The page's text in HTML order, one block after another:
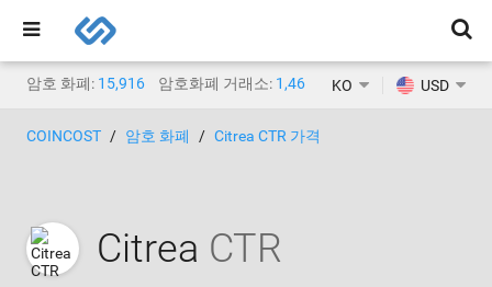
암호 화폐: 15,916 암호화폐 거래소: 1,468 KO USD
COINCOST 암호 화폐 Citrea CTR 가격
Citrea CTR